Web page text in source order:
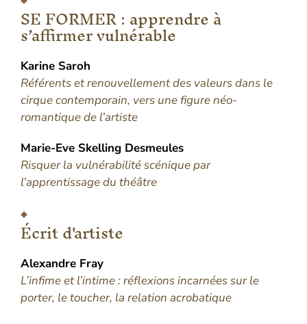
SE FORMER : apprendre à
s’affirmer vulnérable
Karine Saroh
Référents et renouvellement des valeurs dans le
cirque contemporain, vers une figure néo-
romantique de l’artiste
Marie-Eve Skelling Desmeules
Risquer la vulnérabilité scénique par
l’apprentissage du théâtre
Écrit d'artiste
Alexandre Fray
L’infime et l’intime : réflexions incarnées sur le
porter, le toucher, la relation acrobatique